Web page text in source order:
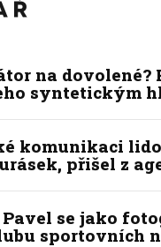
na dovolené?
syntetickým
komunikaci
přišel z
se jako
sportovních